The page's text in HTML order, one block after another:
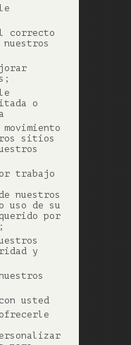
correcto
nuestros
o
sitios
trabajo
nuestros
uso de su
por
y
usted